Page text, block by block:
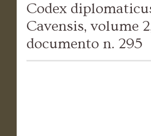
Codex
Cavensis, volume
documento n. 295